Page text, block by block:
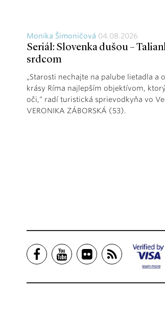
Monika Šimoničová 04.08.2026
Seriál: Slovenka dušou –
srdcom
„Starosti nechajte na palube lietadla a
krásy Ríma najlepším objektívom,
oči,“ radí turistická sprievodkyňa vo
VERONIKA ZÁBORSKÁ (53).